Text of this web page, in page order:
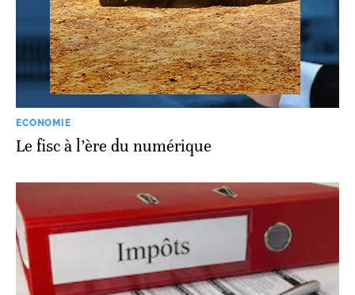
ECONOMIE
Le fisc à l’ère du numérique